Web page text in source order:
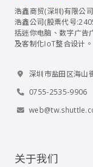
浩鑫商贸(深圳)有限公司
浩鑫公司(股票代号
括迷你电脑、数字广告
及客制化IoT整合设计。
深圳市盐田区海山
0755-2535-9906
关于我们